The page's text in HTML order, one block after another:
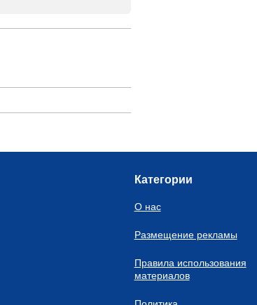
Категории
О нас
Размещение рекламы
Правила использования
материалов